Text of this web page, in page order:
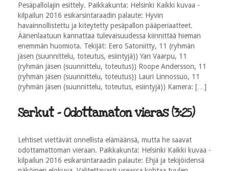
Pesäpallolajin esittely. Paikkakunta: Helsinki Kaikki kuvaa -
kilpailun 2016 esikarsintaraadin palaute: Hyvin
havainnollistettu ja kiteytetty pesäpallon pääperiaatteet.
Äänenlaatuun kannattaa tulevaisuudessa kiinnittää hieman
enemmän huomiota. Tekijät: Eero Satoniitty, 11 (ryhmän
jäsen (suunnittelu, toteutus, esiintyjä)) Yan Vaarpu, 11
(ryhmän jäsen (suunnittelu, toteutus)) Roope Andersson, 11
(ryhmän jäsen (suunnittelu, toteutus)) Lauri Linnossuo, 11
(ryhmän jäsen (suunnittelu, toteutus, esiintyjä)) Kamera: […]
Serkut - Odottamaton vieras (3:25)
Lehtiset viettävät onnellista elämäänsä, mutta he saavat
odottamattoman vieraan. Paikkakunta: Helsinki Kaikki kuvaa -
kilpailun 2016 esikarsintaraadin palaute: Ehjä ja tekijöidensä